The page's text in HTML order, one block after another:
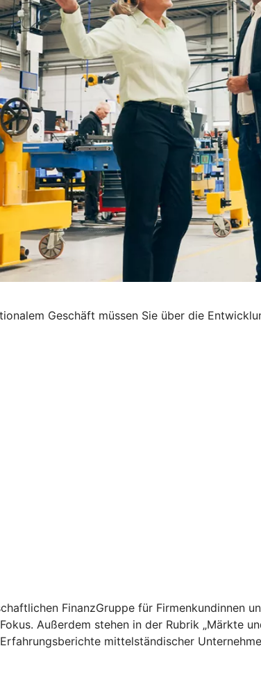
Geschäft müssen Sie über die
FinanzGruppe für Firmenkundinnen
Außerdem stehen in der Rubrik „Märkte
mittelständischer